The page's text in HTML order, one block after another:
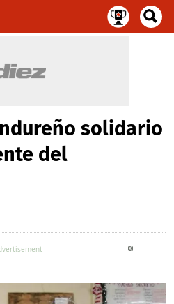
solidario
del
X